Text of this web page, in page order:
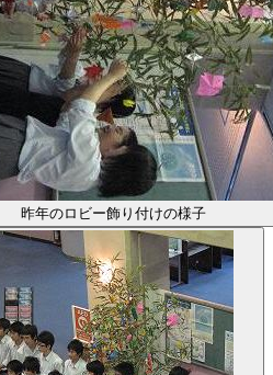
昨年のロビー飾り付けの様子